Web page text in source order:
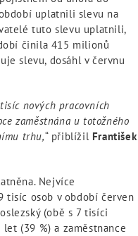
uplatnili slevu na
tuto slevu uplatnili,
činila 415 milionů
slevu, dosáhl v červnu
nových pracovních
zaměstnána u totožného
trhu,“ přiblížil František
Nejvíce
tisíc osob v období červen
(obě s 7 tisíci
(39 %) a zaměstnance